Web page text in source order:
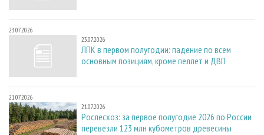
23.07.2026
23.07.2026
ЛПК в первом полугодии: падение по всем
основным позициям, кроме пеллет и ДВП
21.07.2026
21.07.2026
Рослесхоз: за первое полугодие 2026 по России
перевезли 123 млн кубометров древесины